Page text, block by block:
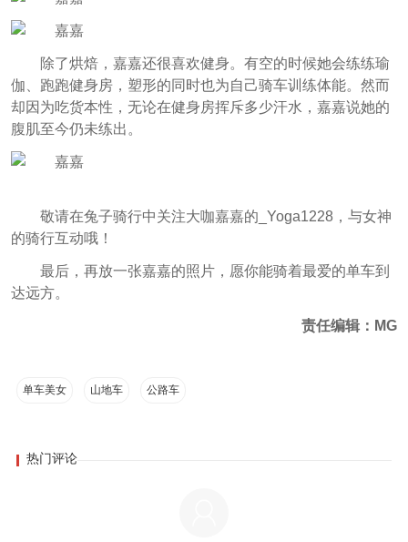
除了烘焙，嘉嘉还很喜欢健身。有空的时候她会练练瑜
伽、跑跑健身房，塑形的同时也为自己骑车训练体能。然而
却因为吃货本性，无论在健身房挥斥多少汗水，嘉嘉说她的
腹肌至今仍未练出。
敬请在兔子骑行中关注大咖嘉嘉的_Yoga1228，与女神
的骑行互动哦！
最后，再放一张嘉嘉的照片，愿你能骑着最爱的单车到
达远方。
责任编辑：MG
单车美女 山地车 公路车
热门评论